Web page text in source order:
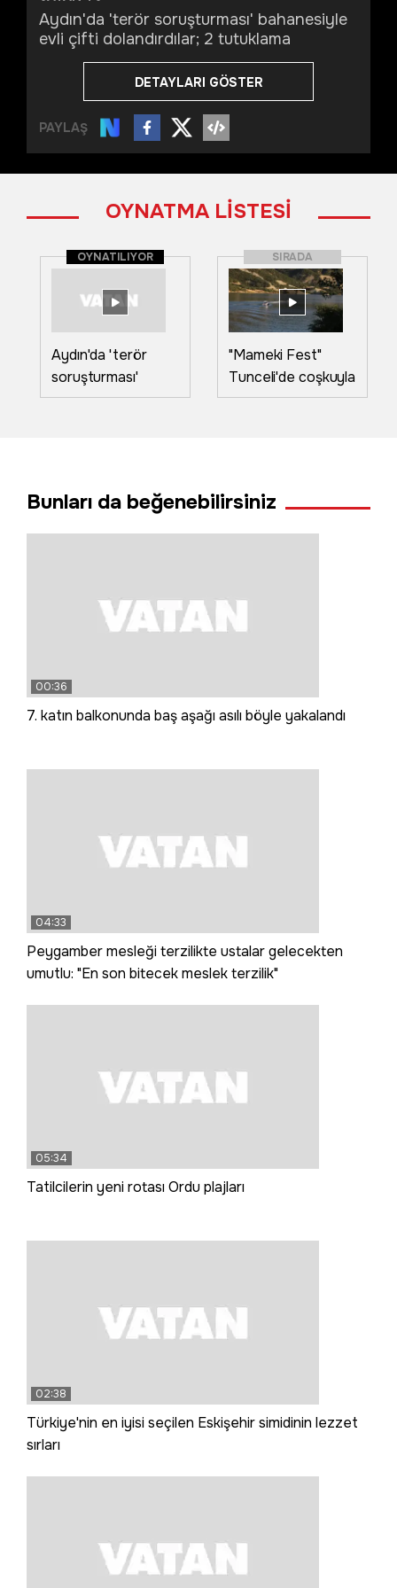
Aydın'da 'terör soruşturması' bahanesiyle
evli çifti dolandırdılar; 2 tutuklama
DETAYLARI GÖSTER
PAYLAŞ
OYNATMA LİSTESİ
OYNATILIYOR
Aydın'da 'terör
soruşturması'
bahanesiyle evli
SIRADA
"Mameki Fest"
Tunceli'de coşkuyla
başladı
Bunları da beğenebilirsiniz
00:36
7. katın balkonunda baş aşağı asılı böyle yakalandı
04:33
Peygamber mesleği terzilikte ustalar gelecekten
umutlu: "En son bitecek meslek terzilik"
05:34
Tatilcilerin yeni rotası Ordu plajları
02:38
Türkiye'nin en iyisi seçilen Eskişehir simidinin lezzet
sırları